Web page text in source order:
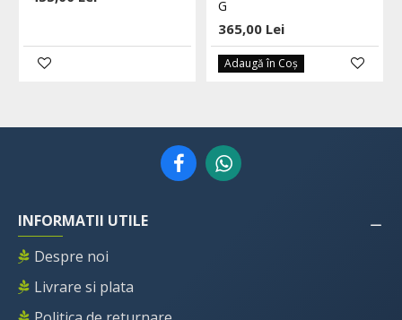
G
365,00 Lei
Adaugă în Coş
INFORMATII UTILE
Despre noi
Livrare si plata